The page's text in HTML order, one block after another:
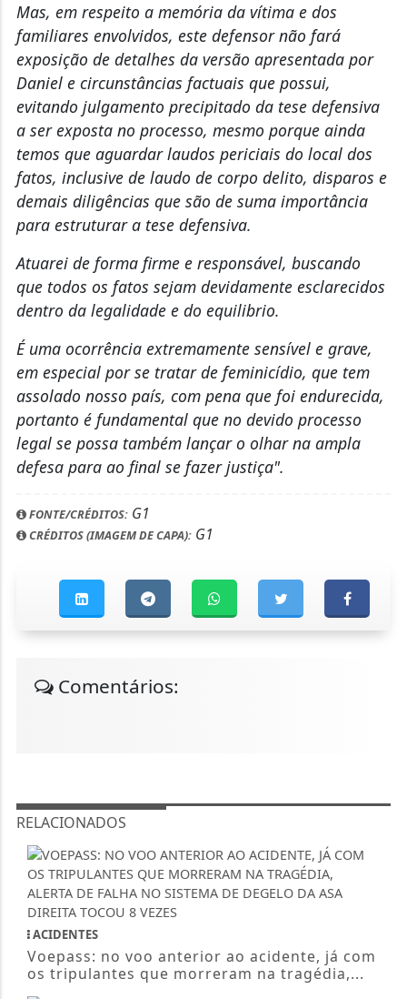
Mas, em respeito a memória da vítima e dos
familiares envolvidos, este defensor não fará
exposição de detalhes da versão apresentada por
Daniel e circunstâncias factuais que possui,
evitando julgamento precipitado da tese defensiva
a ser exposta no processo, mesmo porque ainda
temos que aguardar laudos periciais do local dos
fatos, inclusive de laudo de corpo delito, disparos e
demais diligências que são de suma importância
para estruturar a tese defensiva.
Atuarei de forma firme e responsável, buscando
que todos os fatos sejam devidamente esclarecidos
dentro da legalidade e do equilibrio.
É uma ocorrência extremamente sensível e grave,
em especial por se tratar de feminicídio, que tem
assolado nosso país, com pena que foi endurecida,
portanto é fundamental que no devido processo
legal se possa também lançar o olhar na ampla
defesa para ao final se fazer justiça".
FONTE/CRÉDITOS:G1
CRÉDITOS (IMAGEM DE CAPA):G1
Comentários:
RELACIONADOS
ACIDENTES
Voepass: no voo anterior ao acidente, já com
os tripulantes que morreram na tragédia,...